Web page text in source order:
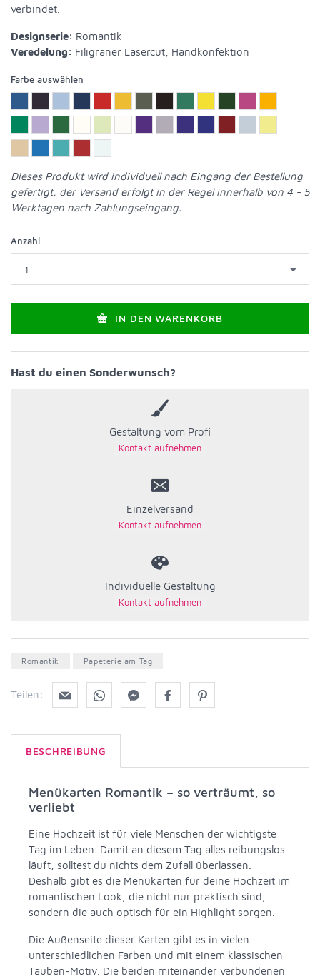
verbindet.
Designserie: Romantik
Veredelung: Filigraner Lasercut, Handkonfektion
Farbe auswählen
Dieses Produkt wird individuell nach Eingang der Bestellung
gefertigt, der Versand erfolgt in der Regel innerhalb von 4 - 5
Werktagen nach Zahlungseingang.
Anzahl
IN DEN WARENKORB
Hast du einen Sonderwunsch?
Gestaltung vom Profi
Einzelversand
Individuelle Gestaltung
Romantik Papeterie am Tag
Teilen:
BESCHREIBUNG
Menükarten Romantik – so verträumt, so
verliebt
Eine Hochzeit ist für viele Menschen der wichtigste
Tag im Leben. Damit an diesem Tag alles reibungslos
läuft, solltest du nichts dem Zufall überlassen.
Deshalb gibt es die Menükarten für deine Hochzeit im
romantischen Look, die nicht nur praktisch sind,
sondern die auch optisch für ein Highlight sorgen.
Die Außenseite dieser Karten gibt es in vielen
unterschiedlichen Farben und mit einem klassischen
Tauben-Motiv. Die beiden miteinander verbundenen